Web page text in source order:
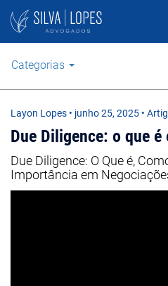
Categorias
Layon Lopes • junho 25, 2025 •
Due Diligence: o que
Due Diligence: O Que é,
Importância em